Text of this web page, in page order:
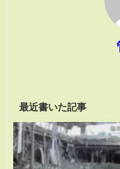
最近書いた記事